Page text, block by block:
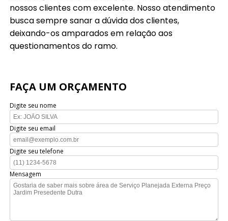
nossos clientes com excelente. Nosso atendimento
busca sempre sanar a dúvida dos clientes,
deixando-os amparados em relação aos
questionamentos do ramo.
FAÇA UM ORÇAMENTO
Digite seu nome
Digite seu email
Digite seu telefone
Mensagem